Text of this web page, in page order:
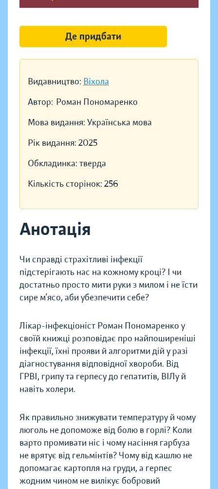
Видавництво: Віхола
Автор: Роман Пономаренко
Мова видання: Українська мова
Рік видання: 2025
Обкладинка: тверда
Кількість сторінок: 256
Анотація
Чи справді страхітливі інфекції
підстерігають нас на кожному кроці? І чи
достатньо просто мити руки з милом і не їсти
сире м’ясо, аби убезпечити себе?
Лікар-інфекціоніст Роман Пономаренко у
своїй книжці розповідає про найпоширеніші
інфекції, їхні прояви й алгоритми дій у разі
діагностування відповідної хвороби. Від
ГРВІ, грипу та герпесу до гепатитів, ВІЛу й
навіть холери.
Як правильно знижувати температуру й чому
люголь не допоможе від болю в горлі? Коли
варто промивати ніс і чому насіння гарбуза
не врятує від гельмінтів? Чому від кашлю не
допомагає картопля на груди, а герпес
жодним чином не вилікує бобровий
Де придбати